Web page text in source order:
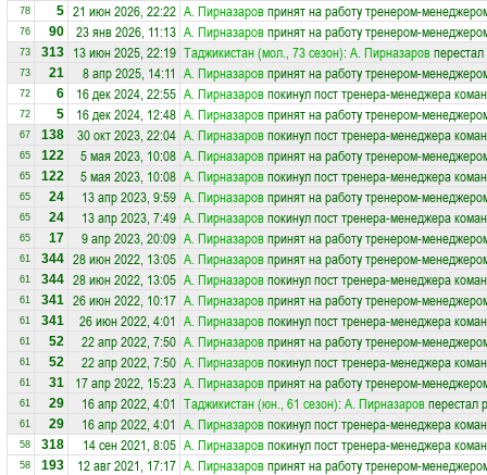
78 5 21 июн 2026, 22:22 А. Пирназаровпринят на работу тренером-
76 90 23 янв 2026, 11:13 А. Пирназаровпринят на работу тренером-
73 313 13 июн 2025, 22:19 Таджикистан (мол., 73 сезон): А. Пирназаров
73 21 8 апр 2025, 14:11 А. Пирназаровпринят на работу тренером-
72 6 16 дек 2024, 22:55 А. Пирназаровпокинул пост тренера-менеджера
72 5 16 дек 2024, 12:48 А. Пирназаровпринят на работу тренером-
67 138 30 окт 2023, 22:04 А. Пирназаровпокинул пост тренера-менеджера
65 122 5 мая 2023, 10:08 А. Пирназаровпринят на работу тренером-
65 122 5 мая 2023, 10:08 А. Пирназаровпокинул пост тренера-менеджера
65 24 13 апр 2023, 9:59 А. Пирназаровпринят на работу тренером-
65 24 13 апр 2023, 7:49 А. Пирназаровпокинул пост тренера-менеджера
65 17 9 апр 2023, 20:09 А. Пирназаровпринят на работу тренером-
61 344 28 июн 2022, 13:05 А. Пирназаровпринят на работу тренером-
61 344 28 июн 2022, 13:05 А. Пирназаровпокинул пост тренера-менеджера
61 341 26 июн 2022, 10:17 А. Пирназаровпринят на работу тренером-
61 341 26 июн 2022, 4:01 А. Пирназаровпокинул пост тренера-менеджера
61 52 22 апр 2022, 7:50 А. Пирназаровпринят на работу тренером-
61 52 22 апр 2022, 7:50 А. Пирназаровпокинул пост тренера-менеджера
61 31 17 апр 2022, 15:23 А. Пирназаровпринят на работу тренером-
61 29 16 апр 2022, 4:01 Таджикистан (юн., 61 сезон): А. Пирназаровперестал
61 29 16 апр 2022, 4:01 А. Пирназаровпокинул пост тренера-менеджера
58 318 14 сен 2021, 8:05 А. Пирназаровпокинул пост тренера-менеджера
58 193 12 авг 2021, 17:17 А. Пирназаровпринят на работу тренером-